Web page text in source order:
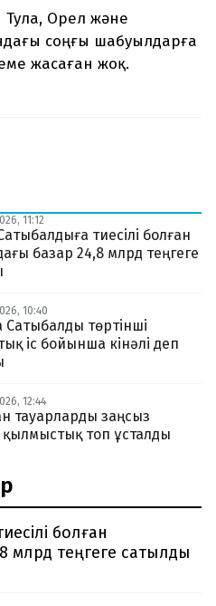
Тула, Орел және
соңғы шабуылдарға
жасаған жоқ.
11:12
тиесілі болған
базар 24,8 млрд теңгеге
10:40
Сатыбалды төртінші
іс бойынша кінәлі деп
12:44
тауарларды заңсыз
қылмыстық топ ұсталды
болған
млрд теңгеге сатылды